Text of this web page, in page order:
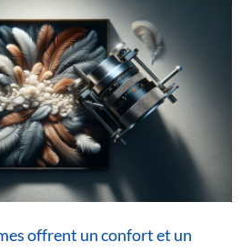
offrent un confort et un